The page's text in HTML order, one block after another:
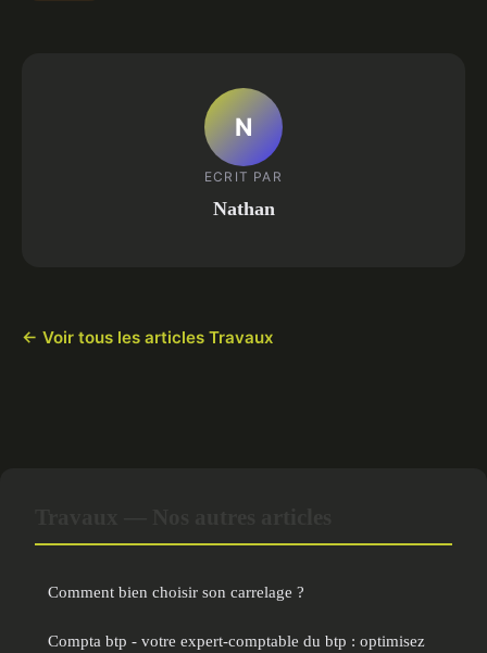
N
ECRIT PAR
Nathan
← Voir tous les articles Travaux
Comment bien choisir son carrelage ?
Compta btp - votre expert-comptable du btp : optimisez